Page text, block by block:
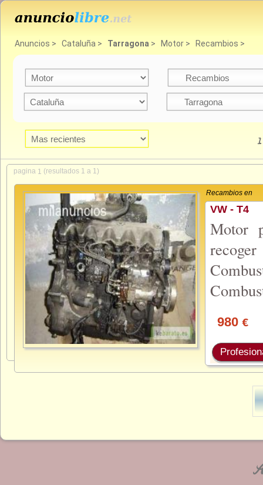
Anuncios > Cataluña > Tarragona > Motor > Recambios >
1
pagina 1 (resultados 1 a 1)
Recambios en
VW - T4
Motor
980 €